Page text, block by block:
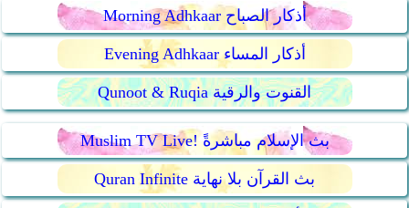
Morning Adhkaar أذكار الصباح
Evening Adhkaar أذكار المساء
Qunoot & Ruqia القنوت والرقية
Muslim TV Live! بث الإسلام مباشرةً
Quran Infinite بث القرآن بلا نهاية